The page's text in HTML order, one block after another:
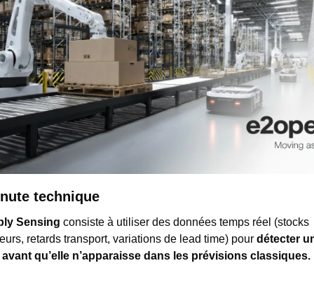
technique
Sensing consiste à utiliser des données temps réel (stocks
retards transport, variations de lead time) pour détecter
qu’elle n’apparaisse dans les prévisions classiques.